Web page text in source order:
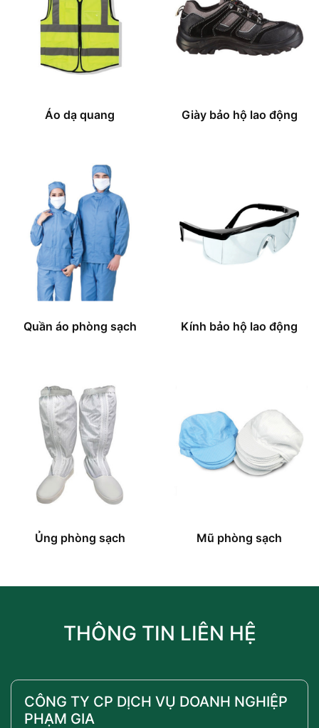
Áo dạ quang Giày bảo hộ lao động
Quần áo phòng sạch Kính bảo hộ lao động
Ủng phòng sạch Mũ phòng sạch
THÔNG TIN LIÊN HỆ
CÔNG TY CP DỊCH VỤ DOANH NGHIỆP
PHẠM GIA